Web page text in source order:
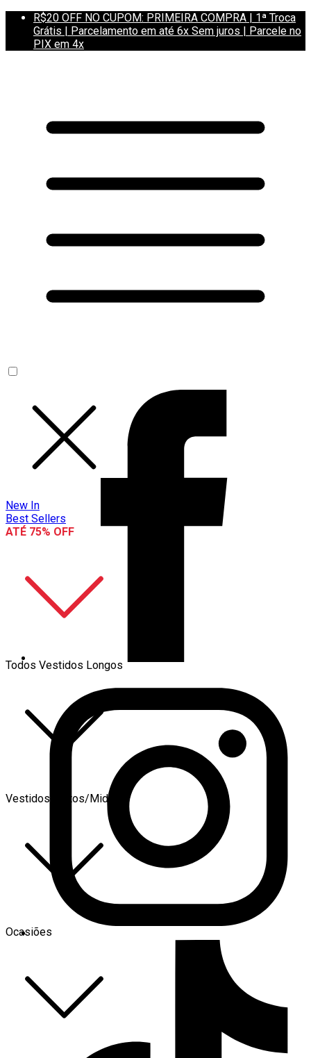
R$20 OFF NO CUPOM: PRIMEIRA COMPRA | 1ª Troca
Grátis | Parcelamento em até 6x Sem juros | Parcele no
PIX em 4x
New In
Best Sellers
ATÉ 75% OFF
Todos Vestidos Longos
Vestidos Curtos/Midi
Ocasiões